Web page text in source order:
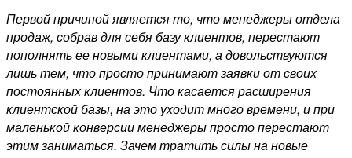
Первой причиной является то, что менеджеры отдела
продаж, собрав для себя базу клиентов, перестают
пополнять ее новыми клиентами, а довольствуются
лишь тем, что просто принимают заявки от своих
постоянных клиентов. Что касается расширения
клиентской базы, на это уходит много времени, и при
маленькой конверсии менеджеры просто перестают
этим заниматься. Зачем тратить силы на новые